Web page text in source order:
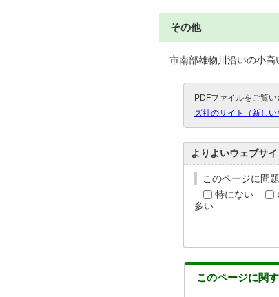
その他
市南部雄物川沿いの小
PDFファイルをご覧
ズ社のサイト（新しい
よりよいウェブサ
このページに問
特にない
多い
このページに関